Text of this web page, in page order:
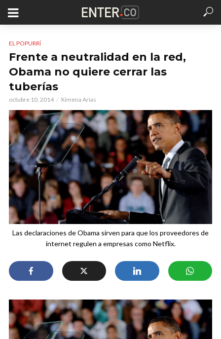
EL POPURRÍ
Frente a neutralidad en la red,
Obama no quiere cerrar las
tuberías
octubre 10, 2014 Ximena Arias
Las declaraciones de Obama sirven para que los proveedores de
internet regulen a empresas como Netflix.